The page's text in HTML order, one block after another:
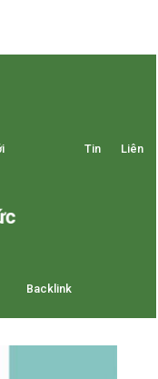
Backlink
Tin Liên